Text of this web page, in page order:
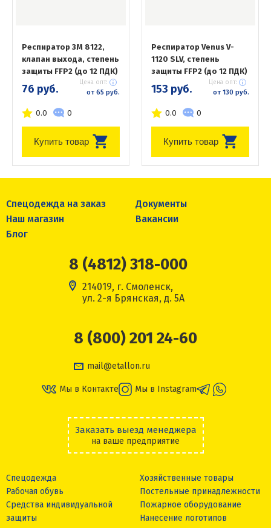
Респиратор 3М 8122,
клапан выхода, степень
защиты FFP2 (до 12 ПДК)
76 руб. Цена опт:
от 65 руб.
0.0 0
Купить товар
Респиратор Venus V-
1120 SLV, степень
защиты FFP2 (до 12 ПДК)
153 руб. Цена опт:
от 130 руб.
0.0 0
Купить товар
Спецодежда на заказ
Документы
Наш магазин
Вакансии
Блог
8 (4812) 318-000
214019, г. Смоленск,
ул. 2-я Брянская, д. 5А
8 (800) 201 24-60
mail@etallon.ru
Мы в Контакте Мы в Instagram
Заказать выезд менеджера
на ваше предприятие
Спецодежда
Рабочая обувь
Средства индивидуальной
защиты
Хозяйственные товары
Постельные принадлежности
Пожарное оборудование
Нанесение логотипов